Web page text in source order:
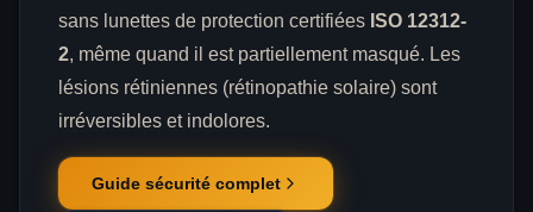
sans lunettes de protection certifiées ISO 12312-
2, même quand il est partiellement masqué. Les
lésions rétiniennes (rétinopathie solaire) sont
irréversibles et indolores.
Guide sécurité complet